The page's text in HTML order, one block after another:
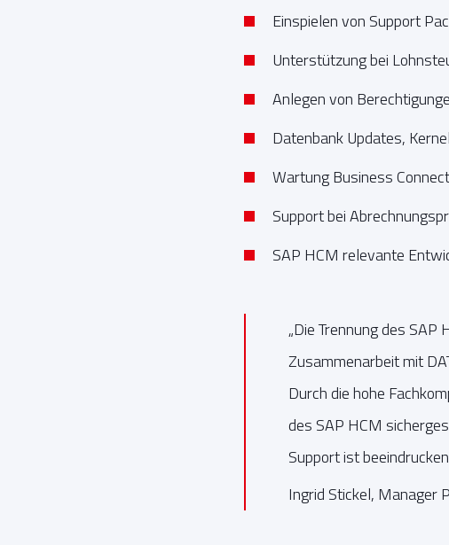
Einspielen von Support
Unterstützung bei
Anlegen von
Datenbank Updates,
Wartung Business
Support bei
SAP HCM relevante
„Die Trennung des
Zusammenarbeit mit
Durch die hohe
des SAP HCM
Support ist
Ingrid Stickel, Manager